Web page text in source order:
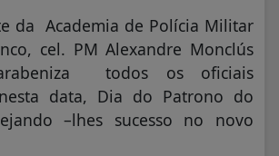
da Academia de Polícia Militar
cel. PM Alexandre Monclús
todos os oficiais
data, Dia do Patrono do
–lhes sucesso no novo